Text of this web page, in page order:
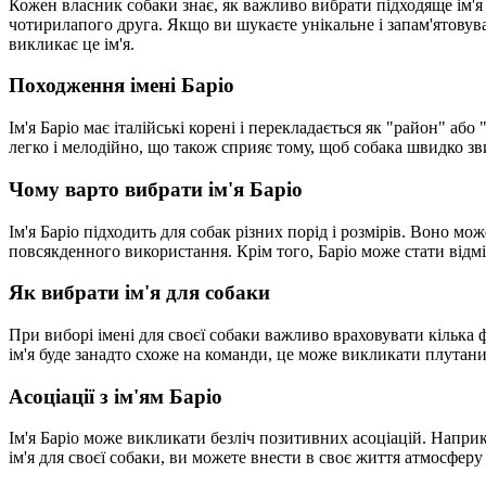
Кожен власник собаки знає, як важливо вибрати підходяще
чотирилапого друга. Якщо ви шукаєте унікальне і
викликає це ім'я.
Походження імені Баріо
Ім'я Баріо має італійські корені і перекладається як "район"
легко і мелодійно, що також сприяє тому, щоб собака швидко
Чому варто вибрати ім'я Баріо
Ім'я Баріо підходить для собак різних порід і розмірів. Воно
повсякденного використання. Крім того, Баріо може стати
Як вибрати ім'я для собаки
При виборі імені для своєї собаки важливо враховувати
ім'я буде занадто схоже на команди, це може викликати
Асоціації з ім'ям Баріо
Ім'я Баріо може викликати безліч позитивних асоціацій.
ім'я для своєї собаки, ви можете внести в своє життя